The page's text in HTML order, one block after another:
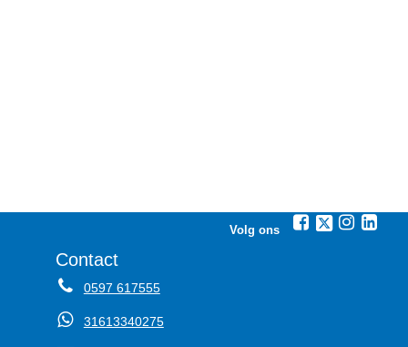
Volg ons
Contact
0597 617555
31613340275